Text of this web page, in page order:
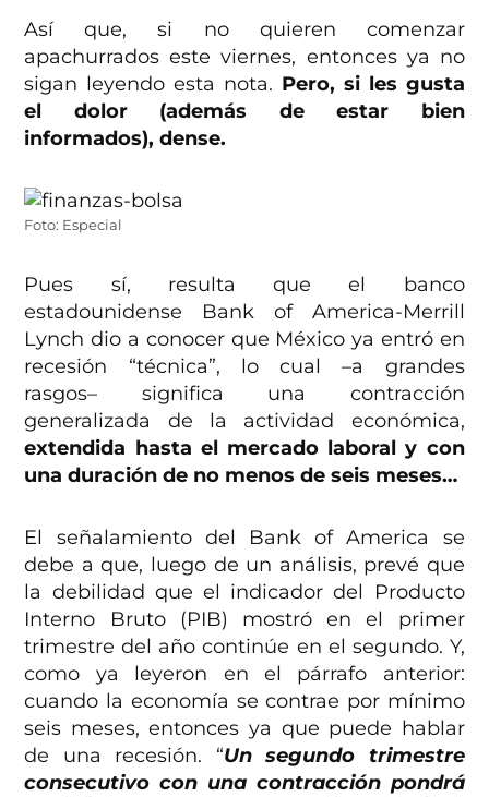
Así que, si no quieren comenzar
apachurrados este viernes, entonces ya no
sigan leyendo esta nota. Pero, si les gusta
el dolor (además de estar bien
informados), dense.
Foto: Especial
Pues sí, resulta que el banco
estadounidense Bank of America-Merrill
Lynch dio a conocer que México ya entró en
recesión “técnica”, lo cual –a grandes
rasgos– significa una contracción
generalizada de la actividad económica,
extendida hasta el mercado laboral y con
una duración de no menos de seis meses…
El señalamiento del Bank of America se
debe a que, luego de un análisis, prevé que
la debilidad que el indicador del Producto
Interno Bruto (PIB) mostró en el primer
trimestre del año continúe en el segundo. Y,
como ya leyeron en el párrafo anterior:
cuando la economía se contrae por mínimo
seis meses, entonces ya que puede hablar
de una recesión. “Un segundo trimestre
consecutivo con una contracción pondrá